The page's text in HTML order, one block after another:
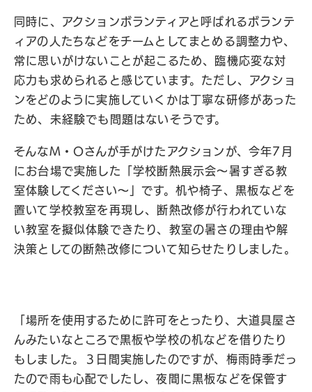
同時に、アクションボランティアと呼ばれるボランテ
ィアの人たちなどをチームとしてまとめる調整力や、
常に思いがけないことが起こるため、臨機応変な対
応力も求められると感じています。ただし、アクショ
ンをどのように実施していくかは丁寧な研修があった
ため、未経験でも問題はないそうです。
そんなM・Oさんが手がけたアクションが、今年7月
にお台場で実施した「学校断熱展示会〜暑すぎる教
室体験してください〜」です。机や椅子、黒板などを
置いて学校教室を再現し、断熱改修が行われていな
い教室を擬似体験できたり、教室の暑さの理由や解
決策としての断熱改修について知らせたりしました。
「場所を使用するために許可をとったり、大道具屋さ
んみたいなところで黒板や学校の机などを借りたり
もしました。３日間実施したのですが、梅雨時季だっ
たので雨も心配でしたし、夜間に黒板などを保管す